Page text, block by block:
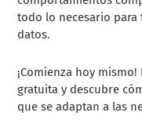
todo lo necesario para
datos.
¡Comienza hoy
gratuita y descubre
que se adaptan a las